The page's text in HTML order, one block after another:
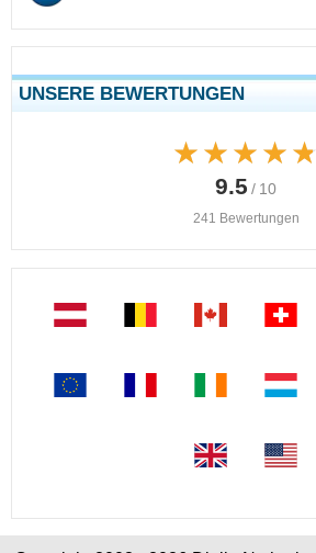
UNSERE BEWERTUNGEN
★★★★★
★★★★★
9.5 / 10
241 Bewertungen